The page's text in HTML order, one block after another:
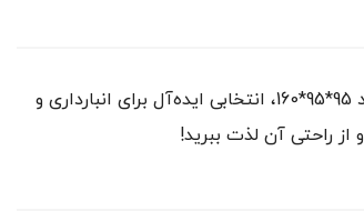
آیا به دنبال راهی مطمئن و کارآمد برای بسته‌بندی و حمل و نقل محصولات خود هستید؟ جامبوبگ نو با ابعاد 95*95*160، انتخابی ایده‌آل برای انبارداری و
از راحتی آن لذت ببرید!